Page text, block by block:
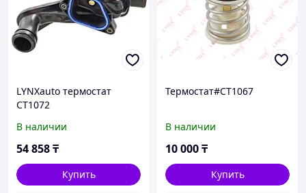
LYNXauto термостат
CT1072
В наличии
54 858₸
Купить
Термостат#CT1067
В наличии
10 000₸
Купить